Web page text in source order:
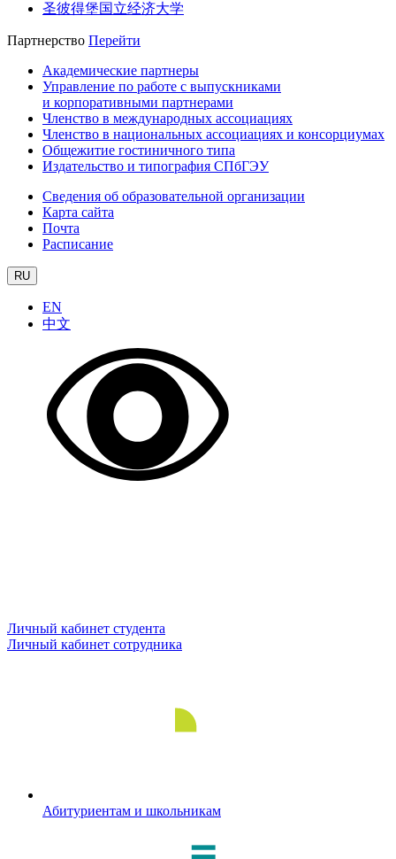
圣彼得堡国立经济大学
Партнерство Перейти
Академические партнеры
Управление по работе с выпускниками
и корпоративными партнерами
Членство в международных ассоциациях
Членство в национальных ассоциациях и консорциумах
Общежитие гостиничного типа
Издательство и типография СПбГЭУ
Сведения об образовательной организации
Карта сайта
Почта
Расписание
RU
EN
中文
Личный кабинет студента
Личный кабинет сотрудника
Абитуриентам и школьникам